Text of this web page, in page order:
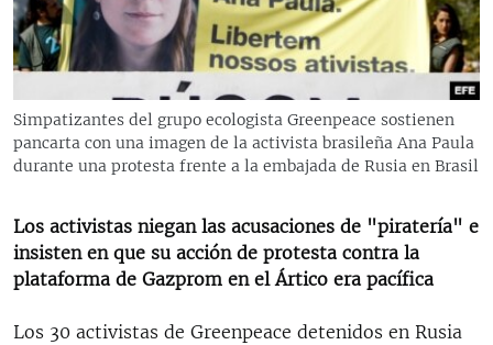
RADIO MARTÍ
ESPECIALES
ESPECIALES
LA REALIDAD DE LA VIVIENDA EN CUBA
SER VIEJO EN CUBA
KENTU-CUBANO
LOS SANTOS DE HIALEAH
DESINFORMACIÓN RUSA EN AMÉRICA LATINA
LA INVASIÓN DE RUSIA A UCRANIA
MULTIMEDIA
EDITORIALES
Simpatizantes del grupo ecologista Greenpeace sostienen
pancarta con una imagen de la activista brasileña Ana Paula
durante una protesta frente a la embajada de Rusia en Brasil
Los activistas niegan las acusaciones de "piratería" e
insisten en que su acción de protesta contra la
plataforma de Gazprom en el Ártico era pacífica
Los 30 activistas de Greenpeace detenidos en Rusia